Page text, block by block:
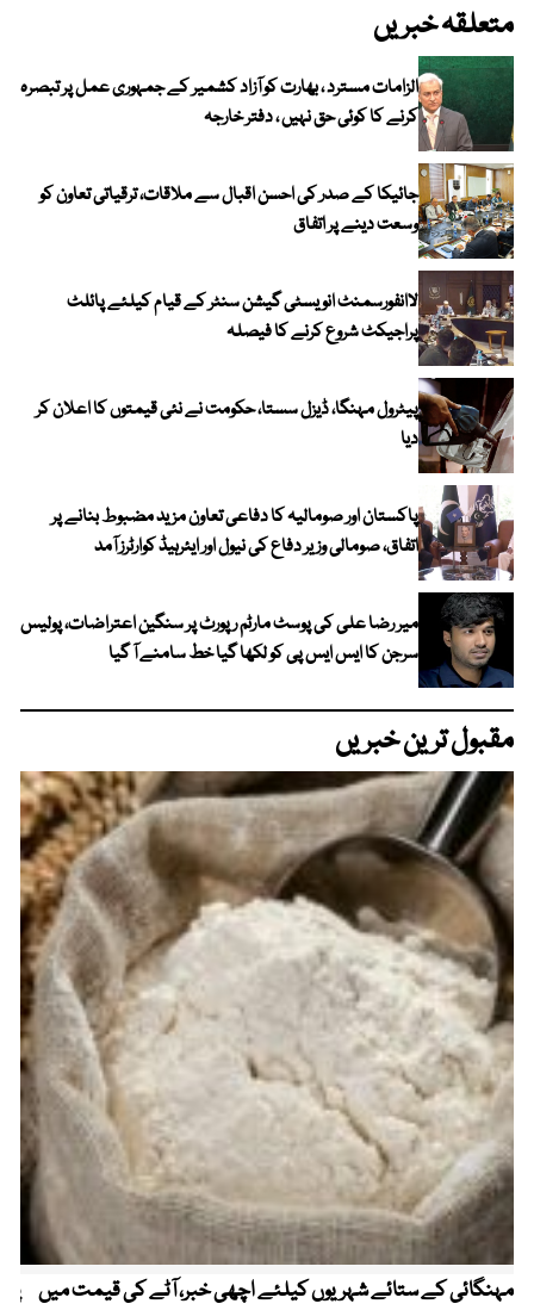
متعلقہ خبریں
الزامات مسترد ، بھارت کو آزاد کشمیر کے جمہوری عمل پر تبصرہ
کرنے کا کوئی حق نہیں ، دفتر خارجہ
جائیکا کے صدر کی احسن اقبال سے ملاقات، ترقیاتی تعاون کو
وسعت دینے پر اتفاق
لاانفورسمنٹ انویسٹی گیشن سنٹر کے قیام کیلئے پائلٹ
پراجیکٹ شروع کرنے کا فیصلہ
پیٹرول مہنگا، ڈیزل سستا، حکومت نے نئی قیمتوں کا اعلان کر
دیا
پاکستان اور صومالیہ کا دفاعی تعاون مزید مضبوط بنانے پر
اتفاق، صومالی وزیر دفاع کی نیول اور ایئرہیڈ کوارٹرز آمد
میر رضا علی کی پوسٹ مارٹم رپورٹ پر سنگین اعتراضات، پولیس
سرجن کا ایس ایس پی کو لکھا گیا خط سامنے آ گیا
مقبول ترین خبریں
مہنگائی کے ستائے شہریوں کیلئے اچھی خبر، آٹے کی قیمت میں